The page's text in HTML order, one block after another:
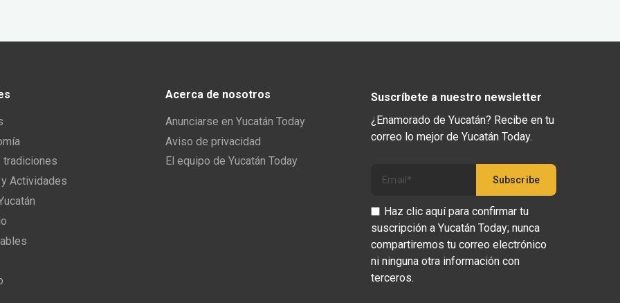
tradiciones
Actividades
Acerca de nosotros
Anunciarse en Yucatán Today
Aviso de privacidad
El equipo de Yucatán Today
Suscríbete a nuestro newsletter
¿Enamorado de Yucatán? Recibe en tu
correo lo mejor de Yucatán Today.
Haz clic aquí para confirmar tu
suscripción a Yucatán Today; nunca
compartiremos tu correo electrónico
ni ninguna otra información con
terceros.